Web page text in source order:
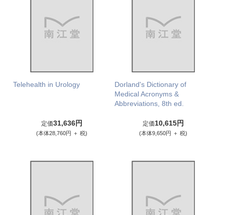
Telehealth in Urology
定価31,636円
(本体28,760円 ＋ 税)
Dorland's Dictionary of
Medical Acronyms &
Abbreviations, 8th ed.
定価10,615円
(本体9,650円 ＋ 税)